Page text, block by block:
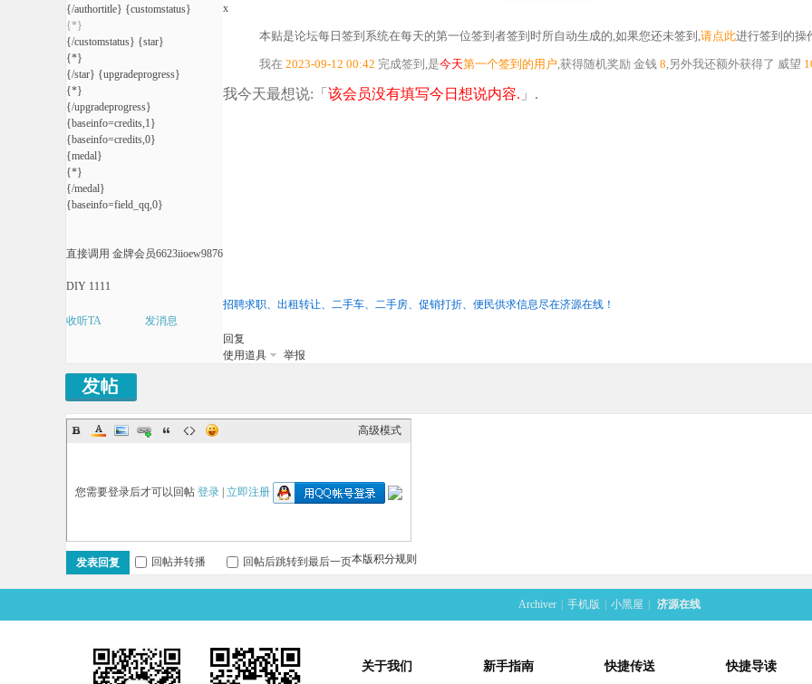
在
线
{/authortitle} {customstatus}
{*}
{/customstatus} {star}
{*}
{/star} {upgradeprogress}
{*}
{/upgradeprogress}
{baseinfo=credits,1}
{baseinfo=credits,0}
{medal}
{*}
{/medal}
{baseinfo=field_qq,0}
直接调用 金牌会员6623iioew9876
DIY 1111
收听TA 发消息
x
本贴是论坛每日签到系统在每天的第一位签到者签到时所自动生成的,如果您还未签到,请点此进行签到的操
我在 2023-09-12 00:42 完成签到,是今天第一个签到的用户,获得随机奖励 金钱 8,另外我还额外获得了 威望
我今天最想说:「 该会员没有填写今日想说内容. 」.
招聘求职、出租转让、二手车、二手房、促销打折、便民供求信息尽在济源在线！
回复
使用道具
举报
高级模式
您需要登录后才可以回帖登录 |立即注册
本版积分规则
发表回复 回帖并转播 回帖后跳转到最后一页
Archiver 手机版 小黑屋 济源在线
关于我们 新手指南 快捷传送 快捷导读